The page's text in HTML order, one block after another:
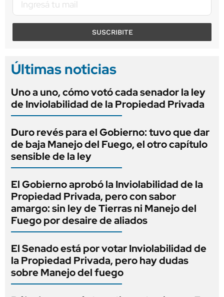
SUSCRIBITE
Últimas noticias
Uno a uno, cómo votó cada senador la ley
de Inviolabilidad de la Propiedad Privada
Duro revés para el Gobierno: tuvo que dar
de baja Manejo del Fuego, el otro capítulo
sensible de la ley
El Gobierno aprobó la Inviolabilidad de la
Propiedad Privada, pero con sabor
amargo: sin ley de Tierras ni Manejo del
Fuego por desaire de aliados
El Senado está por votar Inviolabilidad de
la Propiedad Privada, pero hay dudas
sobre Manejo del fuego